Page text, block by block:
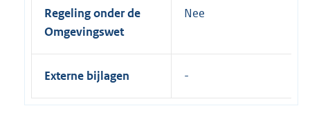
Regeling onder de
Omgevingswet
Nee
Externe bijlagen